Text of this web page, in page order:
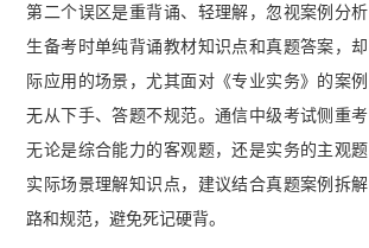
第二个误区是重背诵、轻理解，忽视案例分
生备考时单纯背诵教材知识点和真题答案，
际应用的场景，尤其面对《专业实务》的案例
无从下手、答题不规范。通信中级考试侧重考
无论是综合能力的客观题，还是实务的主观
实际场景理解知识点，建议结合真题案例拆
路和规范，避免死记硬背。